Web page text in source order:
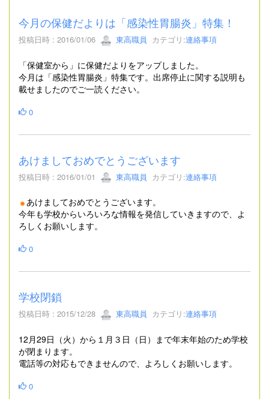
今月の保健だよりは「感染性胃腸炎」特集！
投稿日時 : 2016/01/06 東高職員 カテゴリ:連絡事項
「保健室から」に保健だよりをアップしました。
今月は「感染性胃腸炎」特集です。出席停止に関する説明も
載せましたのでご一読ください。
0
あけましておめでとうございます
投稿日時 : 2016/01/01 東高職員 カテゴリ:連絡事項
あけましておめでとうございます。
今年も学校からいろいろな情報を発信していきますので、よ
ろしくお願いします。
0
学校閉鎖
投稿日時 : 2015/12/28 東高職員 カテゴリ:連絡事項
12月29日（火）から１月３日（日）まで年末年始のため学校
が閉まります。
電話等の対応もできませんので、よろしくお願いします。
0